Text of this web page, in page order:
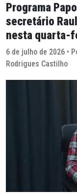
Programa
secretário
nesta quarta-
6 de julho de 2026 •
Rodrigues Castilho